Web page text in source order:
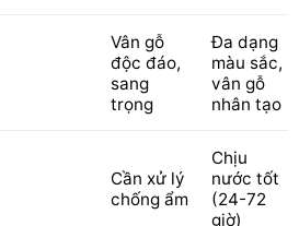
Vân gỗ
độc đáo,
sang
trọng
Đa dạng
màu sắc,
vân gỗ
nhân tạo
Cần xử lý
chống ẩm
Chịu
nước tốt
(24-72
giờ)